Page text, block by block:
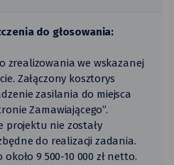
do głosowania:
zrealizowania we wskazanej
Załączony kosztorys
zasilania do miejsca
Zamawiającego”.
projektu nie zostały
do realizacji zadania.
9 500-10 000 zł netto.